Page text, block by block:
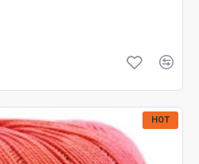
HOT